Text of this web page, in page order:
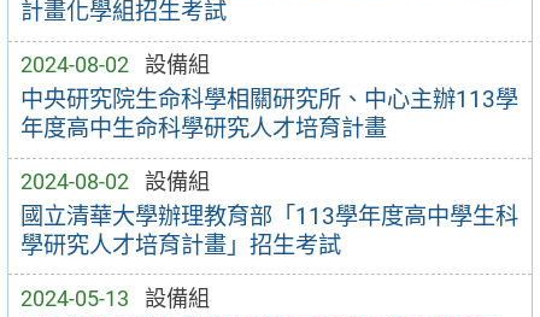
計畫化學組招生考試
2024-08-02 設備組
中央研究院生命科學相關研究所、中心主辦113學
年度高中生命科學研究人才培育計畫
2024-08-02 設備組
國立清華大學辦理教育部「113學年度高中學生科
學研究人才培育計畫」招生考試
2024-05-13 設備組